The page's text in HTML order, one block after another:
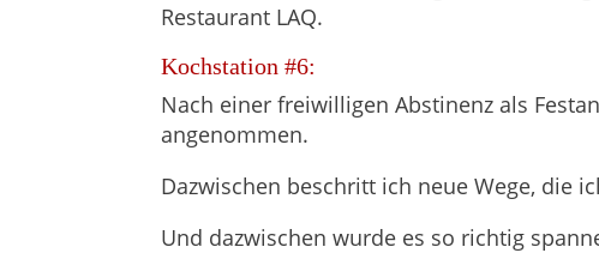
Restaurant LAQ.
Kochstation #6:
Nach einer freiwilligen Abstinenz als
angenommen.
Dazwischen beschritt ich neue Wege, die
Und dazwischen wurde es so richtig